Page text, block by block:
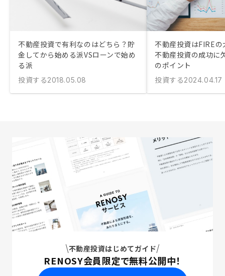
不動産投資で有利なのはどちら？貯
金してから始める派VSローンで始め
る派
投資する2018.05.08
不動産投資はFIRE
不動産投資の成功に
のポイント
投資する2024.04.17
不動産投資はじめてガイド
RENOSY会員限定で無料公開中！